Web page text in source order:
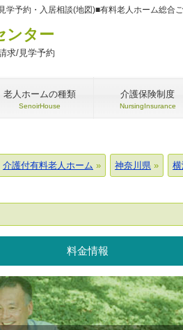
予約・入居相談(地図)■有料老人ホーム総合
ンター
求/見学予約
老人ホームの種類
SenoirHouse
介護保険制度
NursingInsurance
介護付有料老人ホーム 神奈川県
料金情報